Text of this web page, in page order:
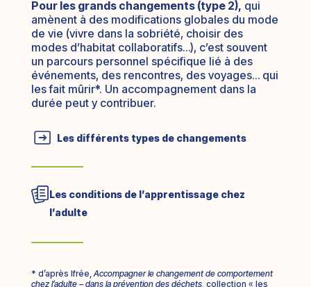
Pour les grands changements (type 2), qui
amènent à des modifications globales du mode
de vie (vivre dans la sobriété, choisir des
modes d’habitat collaboratifs…), c’est souvent
un parcours personnel spécifique lié à des
événements, des rencontres, des voyages… qui
les fait mûrir*. Un accompagnement dans la
durée peut y contribuer.
Les différents types de changements
Les conditions de l’apprentissage chez
l’adulte
* d’après Ifrée, Accompagner le changement de comportement
chez l’adulte – dans la prévention des déchets, collection « les